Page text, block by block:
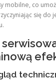
mobilne, co
się do